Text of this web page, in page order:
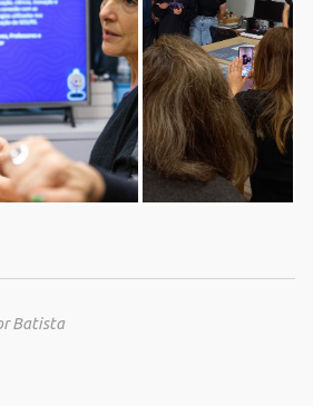
Batista